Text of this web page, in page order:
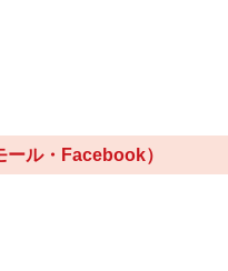
ル・Facebook）